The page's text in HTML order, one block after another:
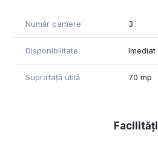
Utilitati incluse in chirie:
-gaze
-curent
Număr camere 3
Disponibilitate Imediat
Suprafață utilă 70 mp
Facilități